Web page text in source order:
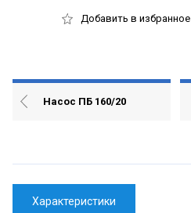
Добавить в избранное
Насос ПБ 160/20
Характеристики